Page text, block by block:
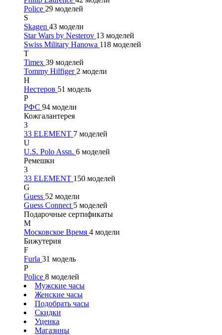
Police 29 моделей
S
Skagen 43 модели
Star Wars by Nesterov 13 моделей
Swiss Military Hanowa 118 моделей
T
Timex 39 моделей
Tommy Hilfiger 2 модели
Н
Нестеров 51 модель
Р
РФС 94 модели
Кожгалантерея
3
33 ELEMENT 7 моделей
U
U.S. Polo Assn. 6 моделей
Ремешки
3
33 ELEMENT 150 моделей
G
Guess 52 модели
Guess Connect 5 моделей
Подарочные сертификаты
М
Московское Время 4 модели
Бижутерия
F
Furla 31 модель
P
Police 8 моделей
Мужские часы
Женские часы
Подобрать часы
Скидки
Уценка
Магазины